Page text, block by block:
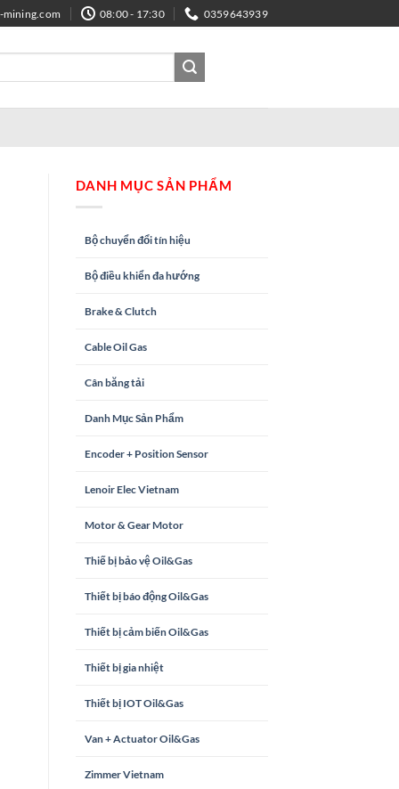
mining.com 08:00 - 17:30 0359643939
DANH MỤC SẢN PHẨM
Bộ chuyển đổi tín hiệu
Bộ điều khiển đa hướng
Brake & Clutch
Cable Oil Gas
Cân băng tải
Danh Mục Sản Phẩm
Encoder + Position Sensor
Lenoir Elec Vietnam
Motor & Gear Motor
Thiế bị bảo vệ Oil&Gas
Thiết bị báo động Oil&Gas
Thiết bị cảm biến Oil&Gas
Thiết bị gia nhiệt
Thiết bị IOT Oil&Gas
Van + Actuator Oil&Gas
Zimmer Vietnam